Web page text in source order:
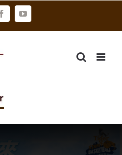
FacebookYouTube